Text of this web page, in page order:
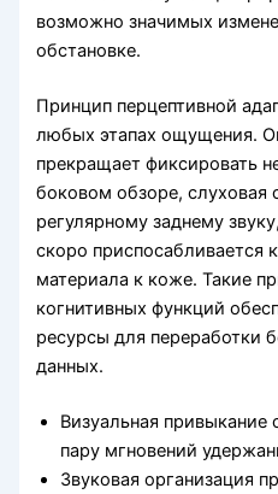
возможно значимых
обстановке.
Принцип перцептивной
любых этапах ощущения.
прекращает фиксировать
боковом обзоре, слуховая
регулярному заднему
скоро приспосабливается
материала к коже. Такие
когнитивных функций
ресурсы для переработки
данных.
Визуальная привыкание
пару мгновений
Звуковая организация